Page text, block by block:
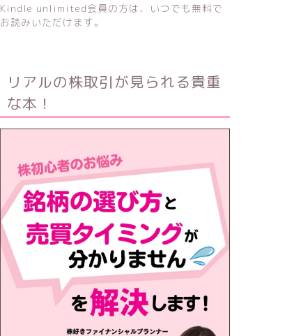
Kindle unlimited会員の方は、いつでも無料で
お読みいただけます。
リアルの株取引が見られる貴重
な本！